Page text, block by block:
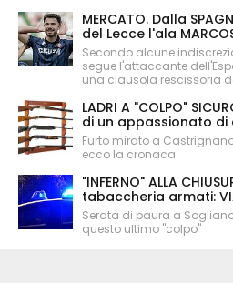
MERCATO. Dalla
del Lecce l'ala MARCOS
Secondo alcune
segue l'attaccante
una clausola rescissoria
LADRI A "COLPO"
di un appassionato di
Furto mirato a
ecco la cronaca
"INFERNO" ALLA
tabaccheria armati:
Serata di paura a
questo ultimo "colpo"